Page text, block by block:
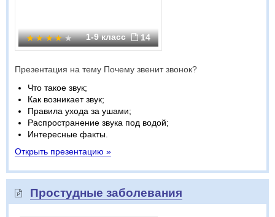
1-9 класс 14
Презентация на тему Почему звенит звонок?
Что такое звук;
Как возникает звук;
Правила ухода за ушами;
Распространение звука под водой;
Интересные факты.
Открыть презентацию »
Простудные заболевания